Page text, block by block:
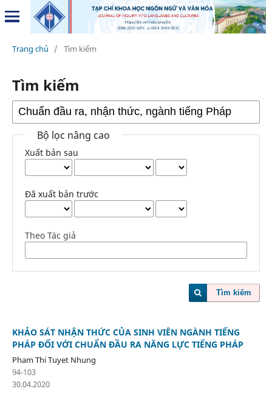
Trang chủ / Tìm kiếm
Tìm kiếm
Bộ lọc nâng cao
Xuất bản sau
Đã xuất bản trước
Theo Tác giả
Tìm kiếm
KHẢO SÁT NHẬN THỨC CỦA SINH VIÊN NGÀNH TIẾNG
PHÁP ĐỐI VỚI CHUẨN ĐẦU RA NĂNG LỰC TIẾNG PHÁP
Pham Thi Tuyet Nhung
94-103
30.04.2020